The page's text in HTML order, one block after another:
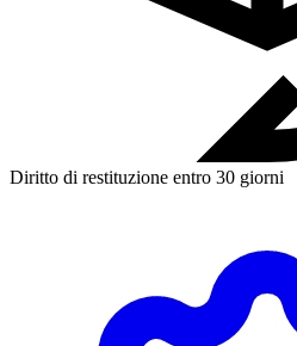
Diritto di restituzione entro 30 giorni